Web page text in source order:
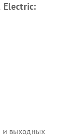
Electric:
и выходных